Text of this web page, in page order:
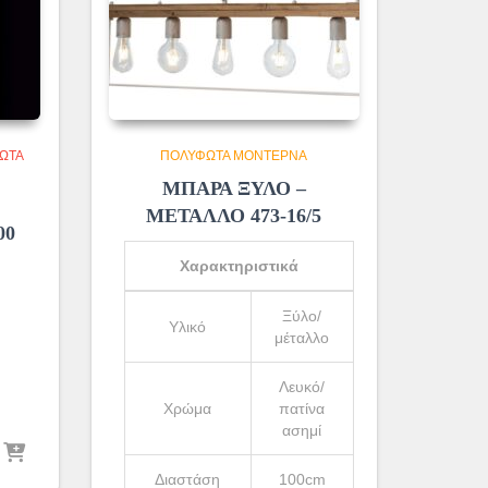
ΠΟΛΎΦΩΤΑ ΜΟΝΤΈΡΝΑ
ΜΠΑΡΑ ΞΥΛΟ –
ΜΕΤΑΛΛΟ 473-16/5
Χαρακτηριστικά
Υλικό
Ξύλο/
μέταλλο
Χρώμα
Λευκό/
πατίνα
ασημί
Διαστάση 100cm